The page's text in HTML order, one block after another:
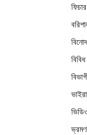
ফিচার
বিবিধ
ভ্রমণ